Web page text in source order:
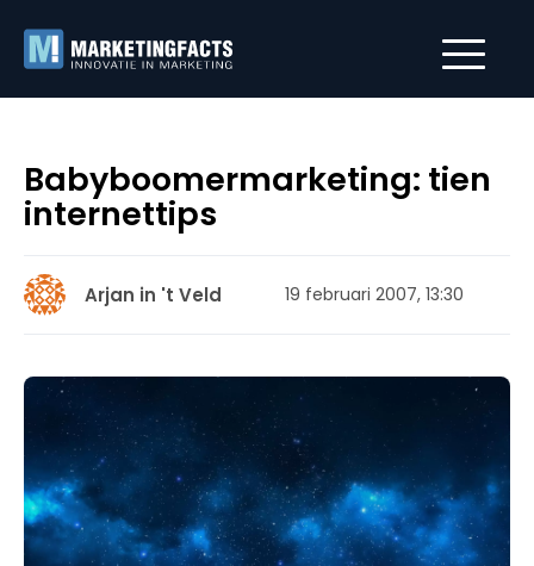
Babyboomermarketing: tien
internettips
Arjan in 't Veld 19 februari 2007, 13:30